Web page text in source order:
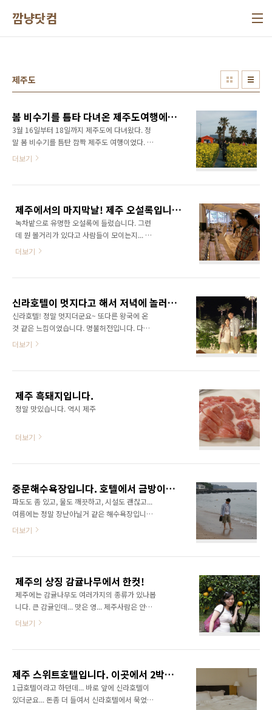
깜냥닷컴
제주도
봄 비수기를 틈타 다녀온 제주도여행에서 만난 유채꽃
3월 16일부터 18일까지 제주도에 다녀왔다. 정
말 봄 비수기를 틈탄 깜짝 제주도 여행이었다. 3
월은 정말 제주도에게는 비수기다. 겨울 방학이
유채꽃도 4월에 절정을 이루기 때문에 지금은 유
채꽃 관광객도 별로 없다. 신혼여행을 온 커플도
별로 없고 말이다. 한마디로 제주도에게 3월은
어정쩡한 시기이다. 그렇다 보니 항공료도 저렴
으로 잽싸게 다녀올 수 있었다. 무엇보다 우리 아
다현이의 경우에는 유치원에서 비행기를 안타본
아이가 다현이 ..
더보기
제주에서의 마지막날! 제주 오설록입니다.
녹차밭으로 유명한 오설록에 들렀습니다. 그런
데 뭔 볼거리가 있다고 사람들이 모이는지... 엄
청나게 많은 버스들이 쉬지 않고 드나들더군요...
더보기
신라호텔이 멋지다고 해서 저녁에 놀러가 봤습니다.
신라호텔! 정말 멋지더군요~ 또다른 왕국에 온
것 같은 느낌이었습니다. 명불허전입니다. 다음
에 제주에 오면 꼭 이곳에서 하루를 보내도록 하
더보기
제주 흑돼지입니다.
정말 맛있습니다. 역시 제주
더보기
중문해수욕장입니다. 호텔에서 금방이더군요~
파도도 좀 있고, 물도 깨끗하고, 시설도 괜찮고...
여름에는 정말 장난아닐거 같은 해수욕장입니
다. 하지만 날이 조금 흐려서 멋진 풍광을 담아오
더보기
제주의 상징 감귤나무에서 한컷!
제주에는 감귤나무도 여러가지의 종류가 있나봅
니다. 큰 감귤인데... 맛은 영... 제주사람은 안먹
는 감귤이라는데... 어떤 아줌마가 저걸 2,000원
더보기
제주 스위트호텔입니다. 이곳에서 2박을 하였습니다. ^^
1급호텔이라고 하던데... 바로 앞에 신라호텔이
있더군요... 돈좀 더 들여서 신라호텔에서 묵었어